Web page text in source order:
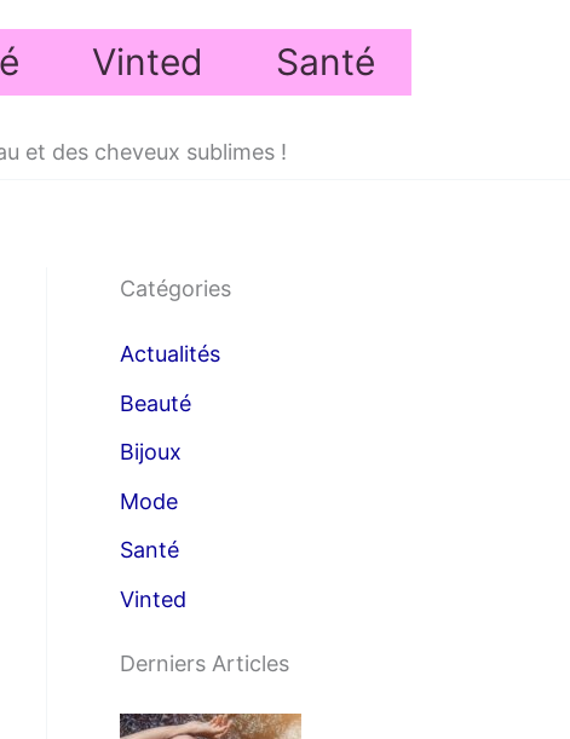
Vinted Santé
et des cheveux sublimes !
Catégories
Actualités
Beauté
Bijoux
Mode
Santé
Vinted
Derniers Articles